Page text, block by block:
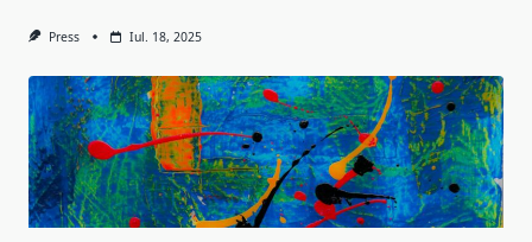
Press Iul. 18, 2025